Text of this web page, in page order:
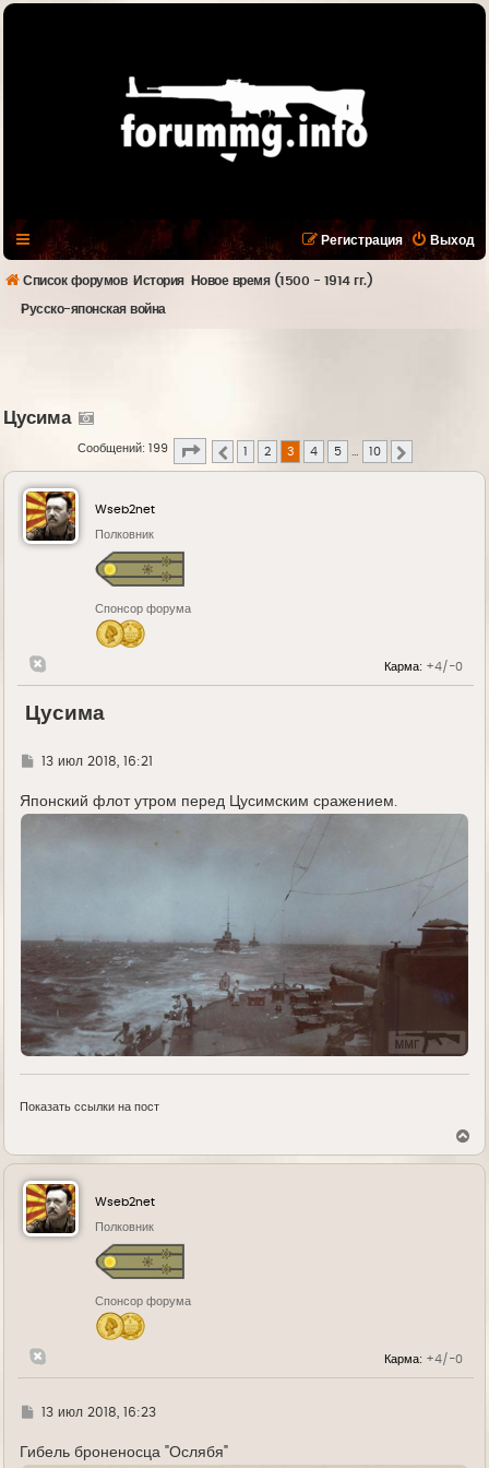
Выход
Регистрация
Список форумов История Новое время (1500 - 1914 гг.)
Русско-японская война
Цусима
Сообщений: 199 Страница 3из10
1 2 3 4 5 10
Wseb2net
Полковник
Спонсор форума
Карма: +4/-0
Цусима
Г13 июл 2018, 16:21
Японский флот утром перед Цусимским сражением.
Показать ссылки на пост
р
Wseb2net
Полковник
Спонсор форума
Карма: +4/-0
Г13 июл 2018, 16:23
Гибель броненосца "Ослябя"